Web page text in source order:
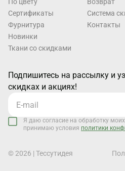
По цвету
Cертификаты
Фурнитура
Новинки
Ткани со скидками
Возврат
Система
Контакты
Подпишитесь на рассылку и
скидках и акциях!
Я даю согласие на обработку
принимаю условия политики
© 2026 | Тессутидея